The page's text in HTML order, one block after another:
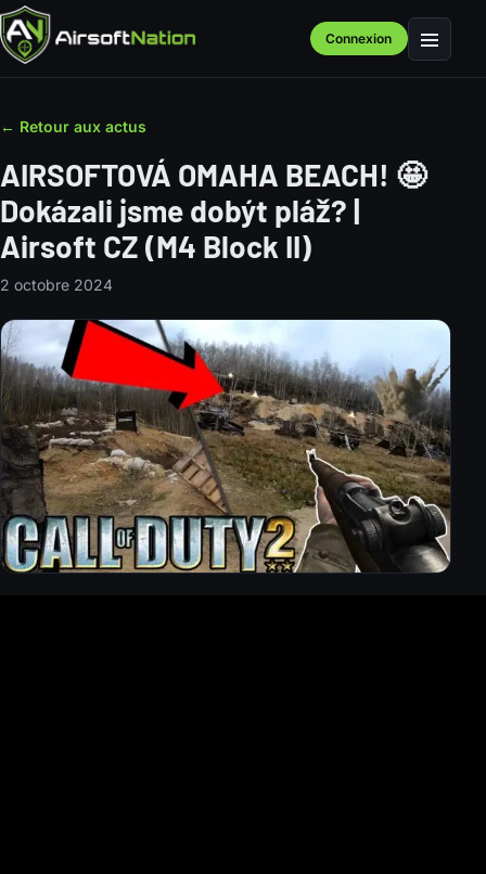
Connexion Menu
← Retour aux actus
AIRSOFTOVÁ OMAHA BEACH! 🤩
Dokázali jsme dobýt pláž? |
Airsoft CZ (M4 Block II)
2 octobre 2024